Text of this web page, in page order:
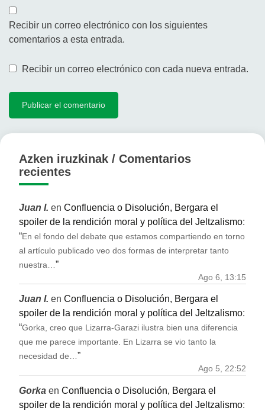
Recibir un correo electrónico con los siguientes
comentarios a esta entrada.
Recibir un correo electrónico con cada nueva entrada.
Azken iruzkinak / Comentarios
recientes
Juan I. en Confluencia o Disolución, Bergara el
spoiler de la rendición moral y política del Jeltzalismo:
“En el fondo del debate que estamos compartiendo en torno
al artículo publicado veo dos formas de interpretar tanto
nuestra… ”
Ago 6, 13:15
Juan I. en Confluencia o Disolución, Bergara el
spoiler de la rendición moral y política del Jeltzalismo:
“Gorka, creo que Lizarra-Garazi ilustra bien una diferencia
que me parece importante. En Lizarra se vio tanto la
necesidad de…”
Ago 5, 22:52
Gorka en Confluencia o Disolución, Bergara el
spoiler de la rendición moral y política del Jeltzalismo: